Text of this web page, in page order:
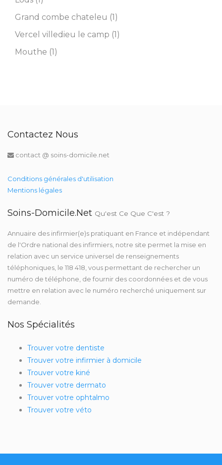
Grand combe chateleu (1)
Vercel villedieu le camp (1)
Mouthe (1)
Contactez Nous
contact @ soins-domicile.net
Conditions générales d'utilisation
Mentions légales
Soins-Domicile.net Qu'est Ce Que C'est ?
Annuaire des infirmier(e)s pratiquant en France et indépendant
de l'Ordre national des infirmiers, notre site permet la mise en
relation avec un service universel de renseignements
téléphoniques, le 118 418, vous permettant de rechercher un
numéro de téléphone, de fournir des coordonnées et de vous
mettre en relation avec le numéro recherché uniquement sur
demande.
Nos Spécialités
Trouver votre dentiste
Trouver votre infirmier à domicile
Trouver votre kiné
Trouver votre dermato
Trouver votre ophtalmo
Trouver votre véto